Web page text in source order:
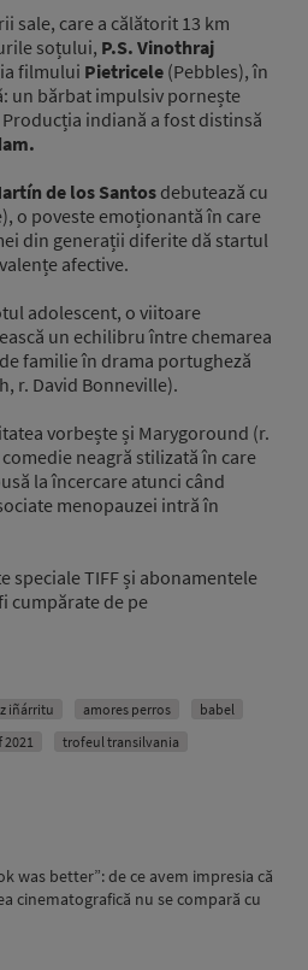
sale, care a călătorit 13 km
soțului, P.S. Vinothraj
filmului Pietricele (Pebbles), în
un bărbat impulsiv pornește
indiană a fost distinsă
de los Santos debutează cu
o poveste emoționantă în care
din generații diferite dă startul
afective.
adolescent, o viitoare
un echilibru între chemarea
familie în drama portugheză
r. David Bonneville).
vorbește și Marygoround (r.
neagră stilizată în care
la încercare atunci când
menopauzei intră în
speciale TIFF și abonamentele
cumpărate de pe
iñárritu amores perros
babel
2021 trofeul transilvania
was better”: de ce avem impresia că
cinematografică nu se compară cu